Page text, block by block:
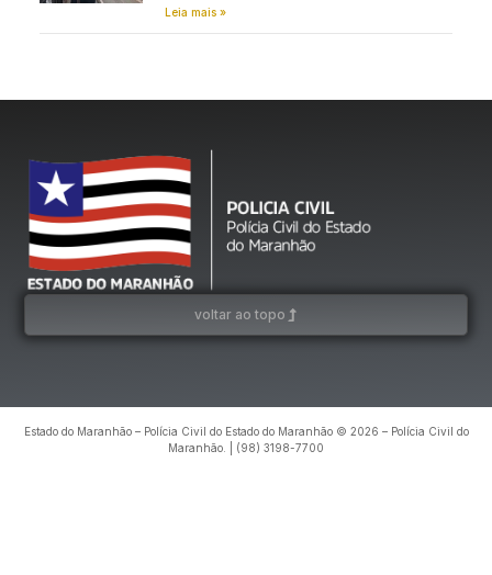
Leia mais »
voltar ao topo
Estado do Maranhão – Polícia Civil do Estado do Maranhão © 2026 – Polícia Civil do
Maranhão. | (98) 3198-7700